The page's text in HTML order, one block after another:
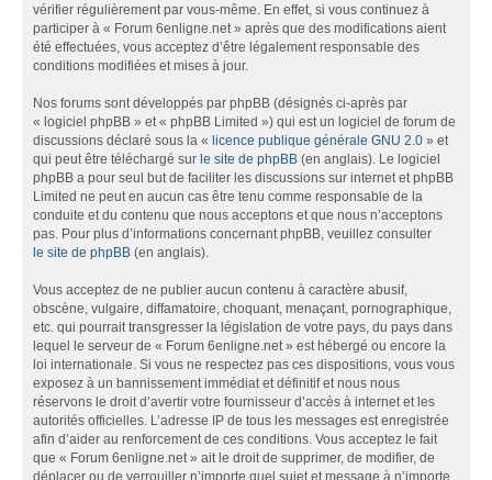
vérifier régulièrement par vous-même. En effet, si vous continuez à
participer à « Forum 6enligne.net » après que des modifications aient
été effectuées, vous acceptez d’être légalement responsable des
conditions modifiées et mises à jour.
Nos forums sont développés par phpBB (désignés ci-après par
« logiciel phpBB » et « phpBB Limited ») qui est un logiciel de forum de
discussions déclaré sous la « licence publique générale GNU 2.0 » et
qui peut être téléchargé sur le site de phpBB (en anglais). Le logiciel
phpBB a pour seul but de faciliter les discussions sur internet et phpBB
Limited ne peut en aucun cas être tenu comme responsable de la
conduite et du contenu que nous acceptons et que nous n’acceptons
pas. Pour plus d’informations concernant phpBB, veuillez consulter
le site de phpBB (en anglais).
Vous acceptez de ne publier aucun contenu à caractère abusif,
obscène, vulgaire, diffamatoire, choquant, menaçant, pornographique,
etc. qui pourrait transgresser la législation de votre pays, du pays dans
lequel le serveur de « Forum 6enligne.net » est hébergé ou encore la
loi internationale. Si vous ne respectez pas ces dispositions, vous vous
exposez à un bannissement immédiat et définitif et nous nous
réservons le droit d’avertir votre fournisseur d’accès à internet et les
autorités officielles. L’adresse IP de tous les messages est enregistrée
afin d’aider au renforcement de ces conditions. Vous acceptez le fait
que « Forum 6enligne.net » ait le droit de supprimer, de modifier, de
déplacer ou de verrouiller n’importe quel sujet et message à n’importe